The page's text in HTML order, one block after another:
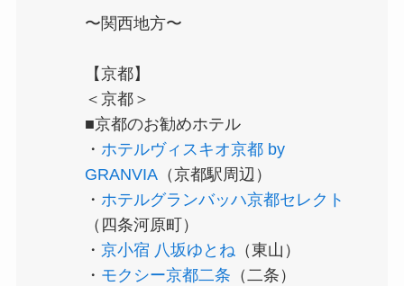
〜関西地方〜
【京都】
＜京都＞
■京都のお勧めホテル
・ホテルヴィスキオ京都 by
GRANVIA （京都駅周辺）
・ホテルグランバッハ京都セレクト
（四条河原町）
・京小宿 八坂ゆとね （東山）
・ モクシー京都二条 （二条）